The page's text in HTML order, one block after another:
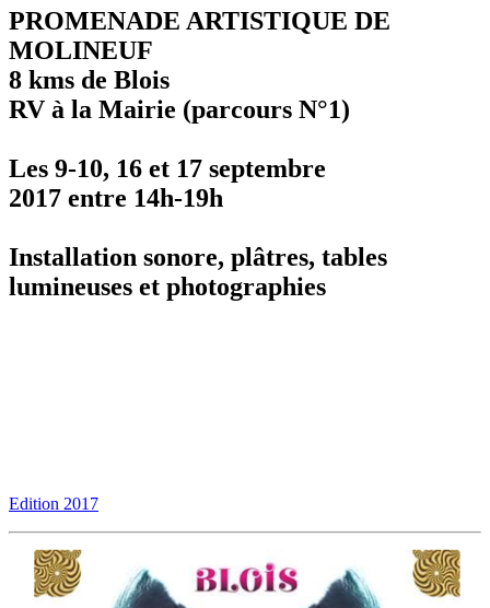
PROMENADE ARTISTIQUE DE
MOLINEUF
8 kms de Blois
RV à la Mairie (parcours N°1)
Les 9-10, 16 et 17 septembre
2017 entre 14h-19h
Installation sonore, plâtres, tables
lumineuses et photographies
Edition 2017